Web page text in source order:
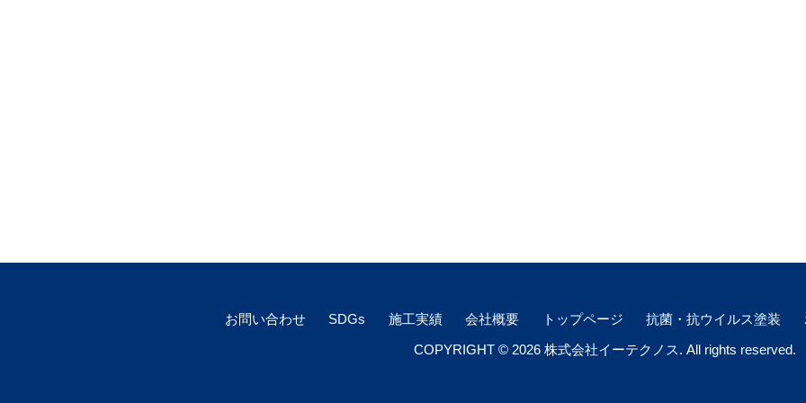
お問い合わせ SDGs 施工実績 会社概要 トップページ 抗菌・抗ウイルス塗装
COPYRIGHT © 2026 株式会社イーテクノス. All rights reserved.